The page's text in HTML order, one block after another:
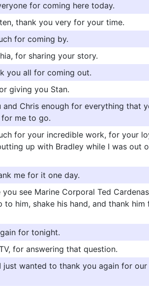
for coming here today.
thank you very for your time.
for coming by.
for sharing your story.
you all for coming out.
giving you Stan.
and Chris enough for everything that
me to go.
for your incredible work, for your
up with Bradley while I was out
me for it one day.
see Marine Corporal Ted
to him, shake his hand, and thank him
for tonight.
for answering that question.
just wanted to thank you again for